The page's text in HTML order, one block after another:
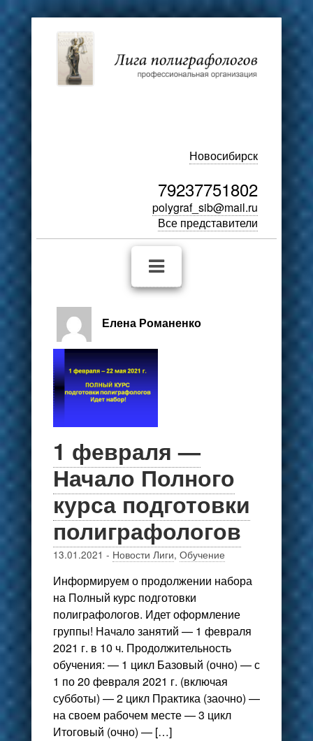
Новосибирск
79237751802
polygraf_sib@mail.ru
Все представители
Елена Романенко
1 февраля —
Начало Полного
курса подготовки
полиграфологов
13.01.2021 - Новости Лиги, Обучение
Информируем о продолжении набора
на Полный курс подготовки
полиграфологов. Идет оформление
группы! Начало занятий — 1 февраля
2021 г. в 10 ч. Продолжительность
обучения: — 1 цикл Базовый (очно) — с
1 по 20 февраля 2021 г. (включая
субботы) — 2 цикл Практика (заочно) —
на своем рабочем месте — 3 цикл
Итоговый (очно) — […]